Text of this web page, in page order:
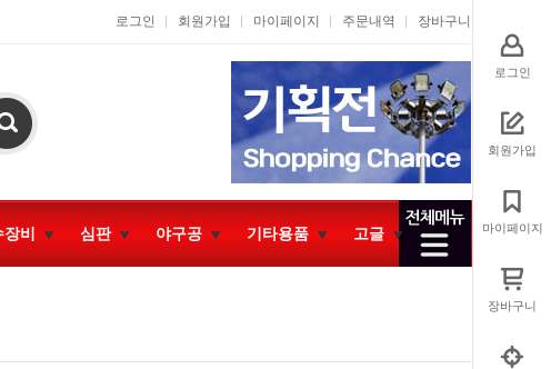
로그인
회원가입
마이페이지
장바구니
로그인 회원가입 마이페이지 주문내역 장바구니
장비 심판 야구공 기타용품 고글